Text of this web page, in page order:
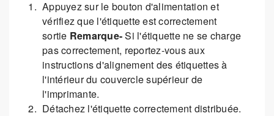
Appuyez sur le bouton d'alimentation et
vérifiez que l'étiquette est correctement
sortie Remarque-Si l'étiquette ne se charge
pas correctement, reportez-vous aux
instructions d'alignement des étiquettes à
l'intérieur du couvercle supérieur de
l'imprimante.
Détachez l'étiquette correctement distribuée.